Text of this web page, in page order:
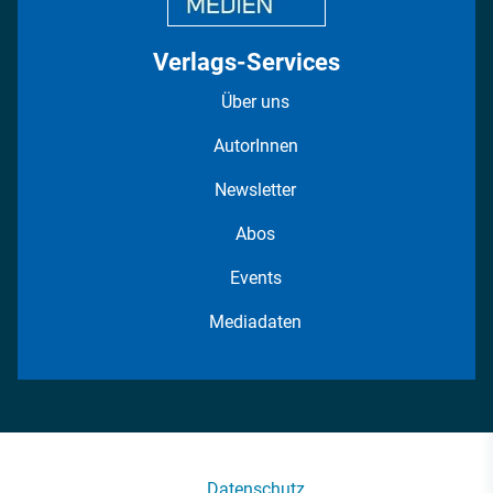
Verlags-Services
Über uns
AutorInnen
Newsletter
Abos
Events
Mediadaten